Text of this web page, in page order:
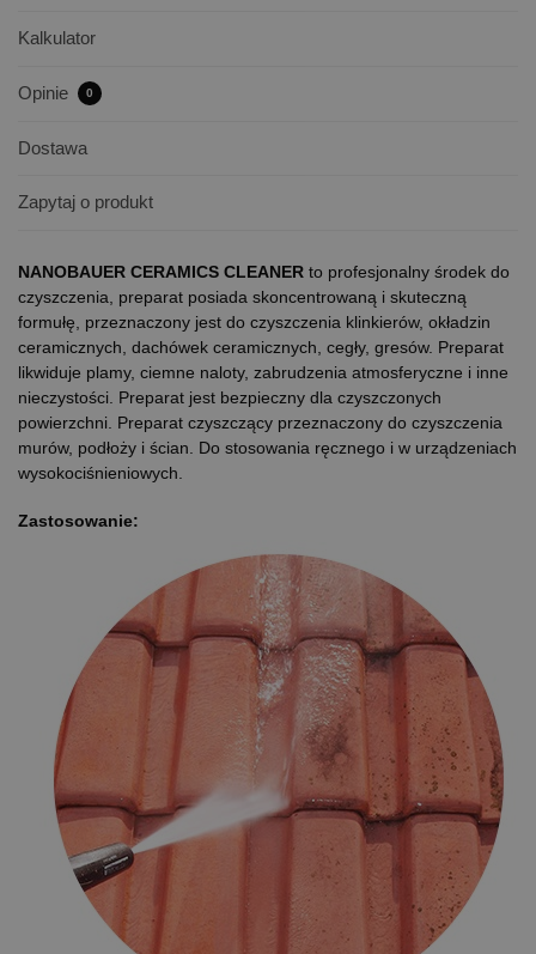
Kalkulator
Opinie 0
Dostawa
Zapytaj o produkt
NANOBAUER CERAMICS CLEANER to profesjonalny środek do
czyszczenia, preparat posiada skoncentrowaną i skuteczną
formułę, przeznaczony jest do czyszczenia klinkierów, okładzin
ceramicznych, dachówek ceramicznych, cegły, gresów. Preparat
likwiduje plamy, ciemne naloty, zabrudzenia atmosferyczne i inne
nieczystości. Preparat jest bezpieczny dla czyszczonych
powierzchni. Preparat czyszczący przeznaczony do czyszczenia
murów, podłoży i ścian. Do stosowania ręcznego i w urządzeniach
wysokociśnieniowych.
Zastosowanie: